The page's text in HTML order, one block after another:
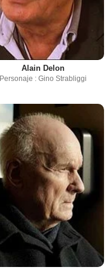
Alain Delon
Personaje : Gino Strabliggi